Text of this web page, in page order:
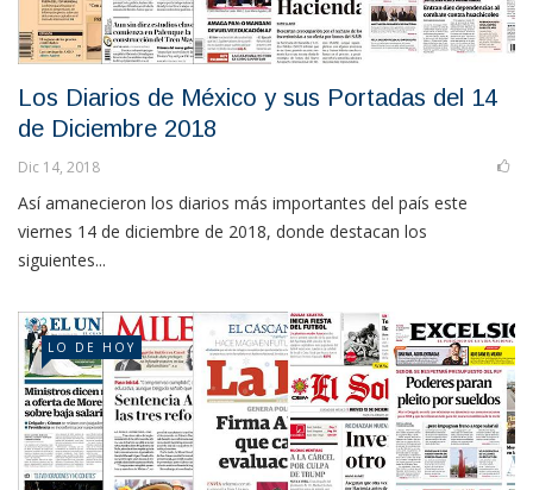
Los Diarios de México y sus Portadas del 14
de Diciembre 2018
Dic 14, 2018
Así amanecieron los diarios más importantes del país este
viernes 14 de diciembre de 2018, donde destacan los
siguientes...
LO DE HOY